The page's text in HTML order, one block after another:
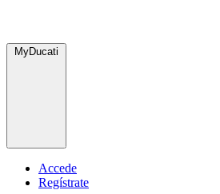
MyDucati
Accede
Regístrate